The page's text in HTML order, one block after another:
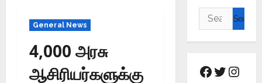
General News
4,000 அரசு
ஆசிரியர்களுக்கு